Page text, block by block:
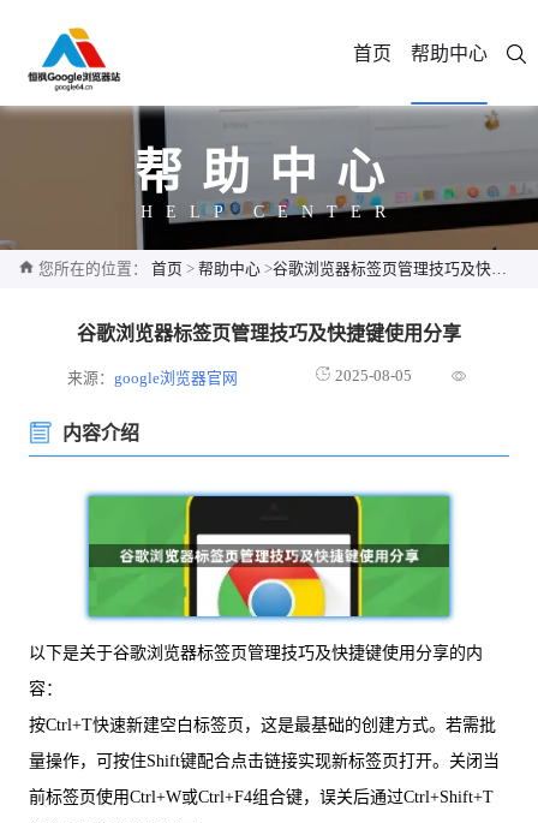
首页 帮助中心
帮助中心
HELP CENTER
您所在的位置： 首页 > 帮助中心 >谷歌浏览器标签页管理技巧及快捷键使用分享
谷歌浏览器标签页管理技巧及快捷键使用分享
来源：google浏览器官网 2025-08-05
内容介绍
以下是关于谷歌浏览器标签页管理技巧及快捷键使用分享的内
容：
按Ctrl+T快速新建空白标签页，这是最基础的创建方式。若需批
量操作，可按住Shift键配合点击链接实现新标签页打开。关闭当
前标签页使用Ctrl+W或Ctrl+F4组合键，误关后通过Ctrl+Shift+T